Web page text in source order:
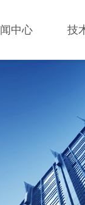
中心 技